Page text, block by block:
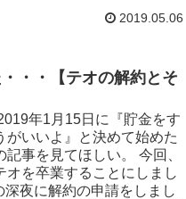
、FXを少しやったことがあ
儲けたという話まで聞かせ
座開設は簡単だというよう
でもできると感じた大学
、証券会社に口座を開設し
めんどくさそうですね」、
回答が来る。イメージっ
ーについては食いつきがよ
2019.05.06
・・【テオの解約とそ
年1月15日に『貯金をす
がいいよ』と決めて始めた
事を見てほしい。 今回、
オを卒業することにしまし
夜に解約の申請をしまし